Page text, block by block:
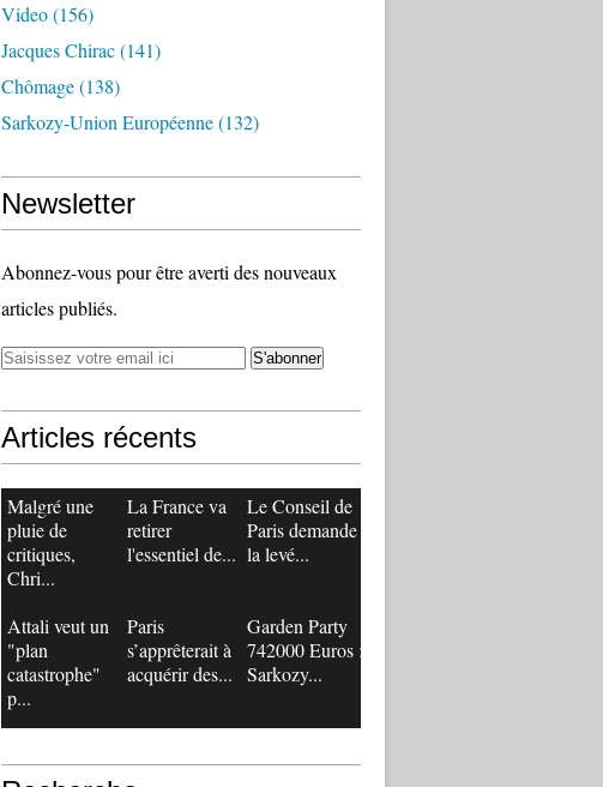
Video(156)
Jacques Chirac(141)
Chômage(138)
Sarkozy-Union Européenne(132)
Newsletter
Abonnez-vous pour être averti des nouveaux
articles publiés.
Articles récents
Malgré une
pluie de
critiques,
Chri...
La France va
retirer
l'essentiel de...
Le Conseil de
Paris demande
la levé...
Attali veut un
"plan
catastrophe"
p...
Paris
s’apprêterait à
acquérir des...
Garden Party
742000 Euros :
Sarkozy...